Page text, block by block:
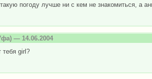
погоду лучше ни с кем не знакомиться, а
— 14.06.2004
тебя girl?